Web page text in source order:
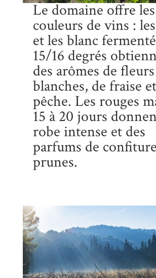
Le domaine offre
couleurs de vins :
et les blanc
15/16 degrés
des arômes de fleurs
blanches, de fraise
pêche. Les rouges
15 à 20 jours
robe intense et des
parfums de
prunes.